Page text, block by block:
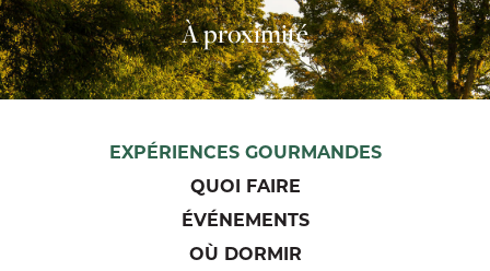
À proximité
EXPÉRIENCES GOURMANDES
QUOI FAIRE
ÉVÉNEMENTS
OÙ DORMIR